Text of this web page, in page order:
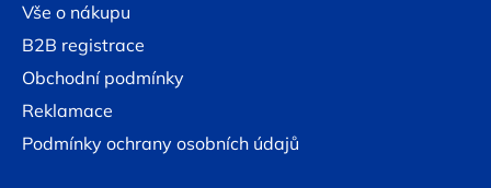
Vše o nákupu
B2B registrace
Obchodní podmínky
Reklamace
Podmínky ochrany osobních údajů